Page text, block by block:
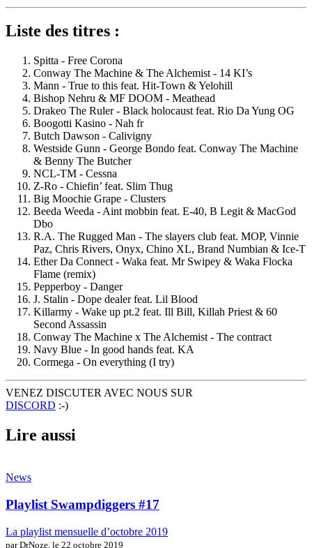
Liste des titres :
Spitta - Free Corona
Conway The Machine & The Alchemist - 14 KI’s
Mann - True to this feat. Hit-Town & Yelohill
Bishop Nehru & MF DOOM - Meathead
Drakeo The Ruler - Black holocaust feat. Rio Da Yung OG
Boogotti Kasino - Nah fr
Butch Dawson - Calivigny
Westside Gunn - George Bondo feat. Conway The Machine
& Benny The Butcher
NCL-TM - Cessna
Z-Ro - Chiefin’ feat. Slim Thug
Big Moochie Grape - Clusters
Beeda Weeda - Aint mobbin feat. E-40, B Legit & MacGod
Dbo
R.A. The Rugged Man - The slayers club feat. MOP, Vinnie
Paz, Chris Rivers, Onyx, Chino XL, Brand Numbian & Ice-T
Ether Da Connect - Waka feat. Mr Swipey & Waka Flocka
Flame (remix)
Pepperboy - Danger
J. Stalin - Dope dealer feat. Lil Blood
Killarmy - Wake up pt.2 feat. Ill Bill, Killah Priest & 60
Second Assassin
Conway The Machine x The Alchemist - The contract
Navy Blue - In good hands feat. KA
Cormega - On everything (I try)
VENEZ DISCUTER AVEC NOUS SUR
DISCORD :-)
Lire aussi
News
Playlist Swampdiggers #17
La playlist mensuelle d’octobre 2019
par DrNoze, le 22 octobre 2019